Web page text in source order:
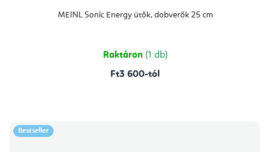
MEINL Sonic Energy ütők, dobverők 25 cm
Raktáron (1 db)
Ft3 600-tól
Bestseller